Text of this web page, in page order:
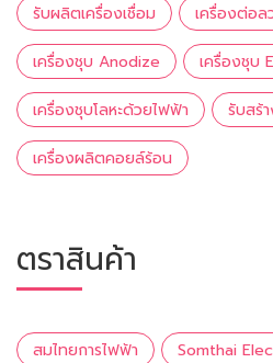
รับผลิตเครื่องเชื่อม เครื่องต่อล
เครื่องชุบ Anodize เครื่องชุบ
เครื่องชุบโลหะด้วยไฟฟ้า รับสร้
เครื่องผลิตคอยล์ร้อน
ตราสินค้า
สมไทยการไฟฟ้า Somthai